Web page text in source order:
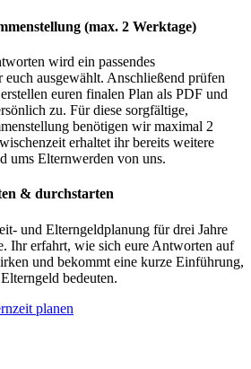
(max. 2 Werktage)
wird ein passendes
euch ausgewählt. Anschließend prüfen
euren finalen Plan als PDF und
zu. Für diese sorgfältige,
benötigen wir maximal 2
erhaltet ihr bereits weitere
ums Elternwerden von uns.
& durchstarten
und Elterngeldplanung für drei Jahre
Ihr erfahrt, wie sich eure Antworten auf
und bekommt eine kurze Einführung,
bedeuten.
planen